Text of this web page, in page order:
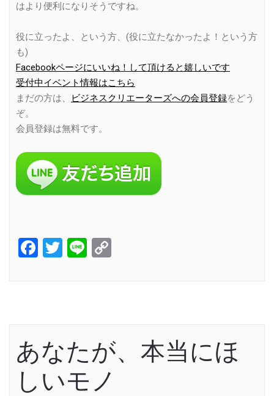
はより便利になりそうですね。
役に立ったよ、という方、(役に立たなかったよ！という方
も)
Facebookページにいいね！して頂けると嬉しいです
受付中イベント情報はこちら
まだの方は、
ビジネスクリエーターズへの会員登録をどう
ぞ。
会員登録は無料です。
Facebook
Twitter
Line
あなたが、本当にほ
しいモノ